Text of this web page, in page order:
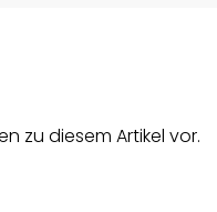
zu diesem Artikel vor.